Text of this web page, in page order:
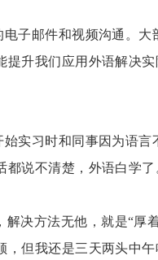
子邮件和视频沟通。
升我们应用外语解决实
实习时和同事因为语
说不清楚，外语白学
解决方法无他，就是“厚
但我还是三天两头中